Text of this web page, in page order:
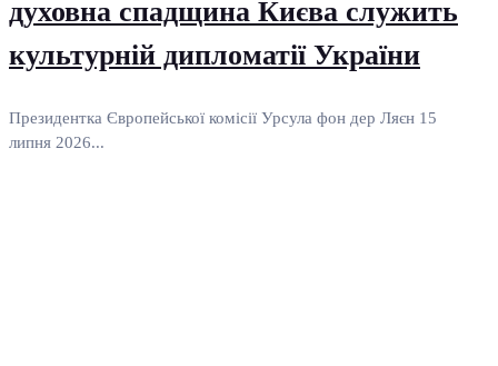
духовна спадщина Києва служить
культурній дипломатії України
Президентка Європейської комісії Урсула фон дер Ляєн 15
липня 2026...